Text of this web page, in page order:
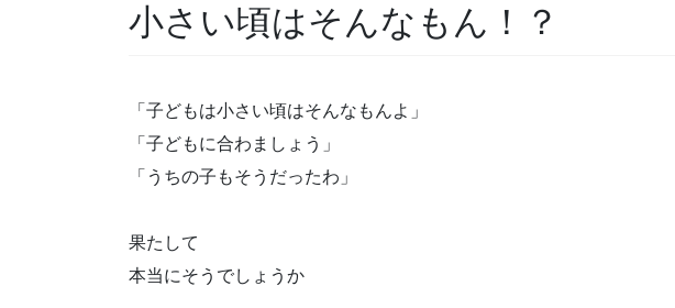
小さい頃はそんなもん！？
「子どもは小さい頃はそんなもんよ」
「子どもに合わましょう」
「うちの子もそうだったわ」
果たして
本当にそうでしょうか